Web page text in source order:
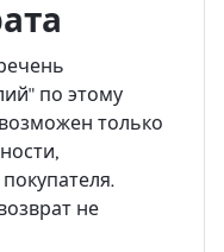
по этому
только
не